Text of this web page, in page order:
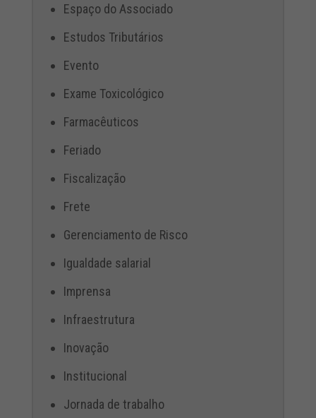
Espaço do Associado
Estudos Tributários
Evento
Exame Toxicológico
Farmacêuticos
Feriado
Fiscalização
Frete
Gerenciamento de Risco
Igualdade salarial
Imprensa
Infraestrutura
Inovação
Institucional
Jornada de trabalho